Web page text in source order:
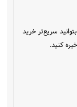
سریع‌تر خرید
کنید.